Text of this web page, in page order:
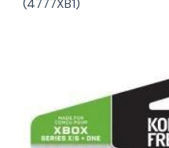
(4777XB1)